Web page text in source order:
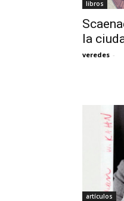
libros
la
veredes -
artículos